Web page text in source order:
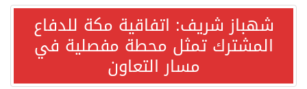
سمو وزير الخارجية : اتفاقية مكة تعكس الإرادة السياسية لحماية أمن المنطقةشهباز شريف: اتفاقية مكة للدفاع
المشترك تمثل محطة مفصلية في
مسار التعاون